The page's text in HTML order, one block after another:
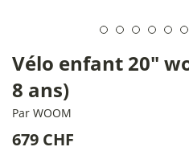
Vélo enfant 20"
8 ans)
Par WOOM
679 CHF